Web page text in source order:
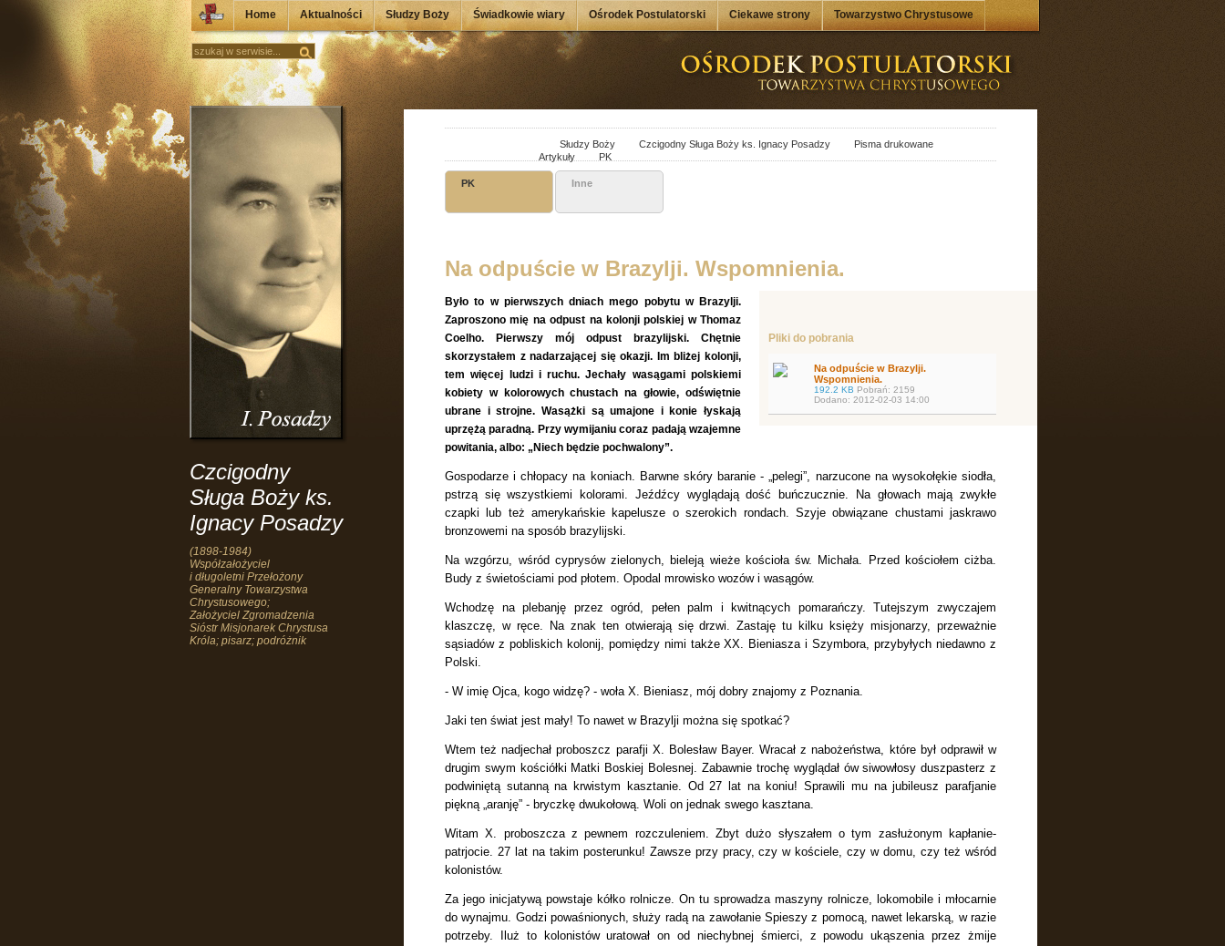
Home Aktualności Słudzy Boży Świadkowie wiary Ośrodek Postulatorski Ciekawe strony Towarzystwo Chrystusowe
Czcigodny
Sługa Boży ks.
Ignacy Posadzy
(1898-1984)
Współzałożyciel
i długoletni Przełożony
Generalny Towarzystwa
Chrystusowego;
Założyciel Zgromadzenia
Sióstr Misjonarek Chrystusa
Króla; pisarz; podróżnik
Słudzy Boży Czcigodny Sługa Boży ks. Ignacy Posadzy
Pisma drukowane
Artykuły
PK
PK Inne
Na odpuście w Brazylji. Wspomnienia.
Pliki do pobrania
Na odpuście w Brazylji.
Wspomnienia.
192.2 KB Pobrań: 2159
Dodano: 2012-02-03 14:00
Było to w pierwszych dniach mego pobytu w Brazylji.
Zaproszono mię na odpust na kolonji polskiej w Thomaz
Coelho. Pierwszy mój odpust brazylijski. Chętnie
skorzystałem z nadarzającej się okazji. Im bliżej kolonji,
tem więcej ludzi i ruchu. Jechały wasągami polskiemi
kobiety w kolorowych chustach na głowie, odświętnie
ubrane i strojne. Wasążki są umajone i konie łyskają
uprzężą paradną. Przy wymijaniu coraz padają wzajemne
powitania, albo: „Niech będzie pochwalony”.
Gospodarze i chłopacy na koniach. Barwne skóry baranie - „pelegi”, narzucone na wysokołękie siodła,
pstrzą się wszystkiemi kolorami. Jeźdźcy wyglądają dość buńczucznie. Na głowach mają zwykłe
czapki lub też amerykańskie kapelusze o szerokich rondach. Szyje obwiązane chustami jaskrawo
bronzowemi na sposób brazylijski.
Na wzgórzu, wśród cyprysów zielonych, bieleją wieże kościoła św. Michała. Przed kościołem ciżba.
Budy z świetościami pod płotem. Opodal mrowisko wozów i wasągów.
Wchodzę na plebanję przez ogród, pełen palm i kwitnących pomarańczy. Tutejszym zwyczajem
klaszczę, w ręce. Na znak ten otwierają się drzwi. Zastaję tu kilku księży misjonarzy, przeważnie
sąsiadów z pobliskich kolonij, pomiędzy nimi takżeXX. Bieniasza i Szymbora, przybyłych niedawno z
Polski.
- W imię Ojca, kogo widzę? - woła X. Bieniasz, mój dobry znajomy z Poznania.
Jaki ten świat jest mały! To nawet w Brazylji można się spotkać?
Wtem też nadjechał proboszcz parafji X. Bolesław Bayer. Wracał z nabożeństwa, które był odprawił w
drugim swym kościółki Matki Boskiej Bolesnej. Zabawnie trochę wyglądał ów siwowłosy duszpasterz z
podwiniętą sutanną na krwistym kasztanie. Od 27 lat na koniu! Sprawili mu na jubileusz parafjanie
piękną „aranję” - bryczkę dwukołową. Woli on jednak swego kasztana.
Witam X. proboszcza z pewnem rozczuleniem. Zbyt dużo słyszałem o tym zasłużonym kapłanie-
patrjocie. 27 lat na takim posterunku! Zawsze przy pracy,czy w kościele, czy w domu, czy też wśród
kolonistów.
Za jego inicjatywą powstaje kółko rolnicze. On tu sprowadza maszyny rolnicze, lokomobile i młocarnie
do wynajmu. Godzi powaśnionych, służy radą na zawołanie Spieszy z pomocą, nawet lekarską, w razie
potrzeby. Iluż to kolonistów uratował on od niechybnej śmierci, z powodu ukąszenia przez żmije